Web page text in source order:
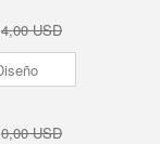
4,00 USD
0,00 USD